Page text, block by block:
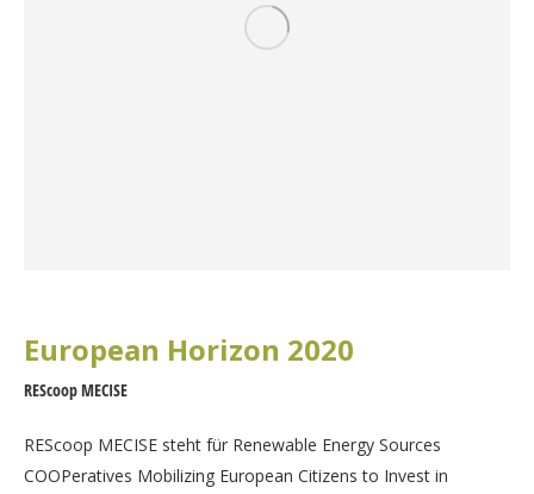
European Horizon 2020
REScoop MECISE
REScoop MECISE steht für Renewable Energy Sources
COOPeratives Mobilizing European Citizens to Invest in